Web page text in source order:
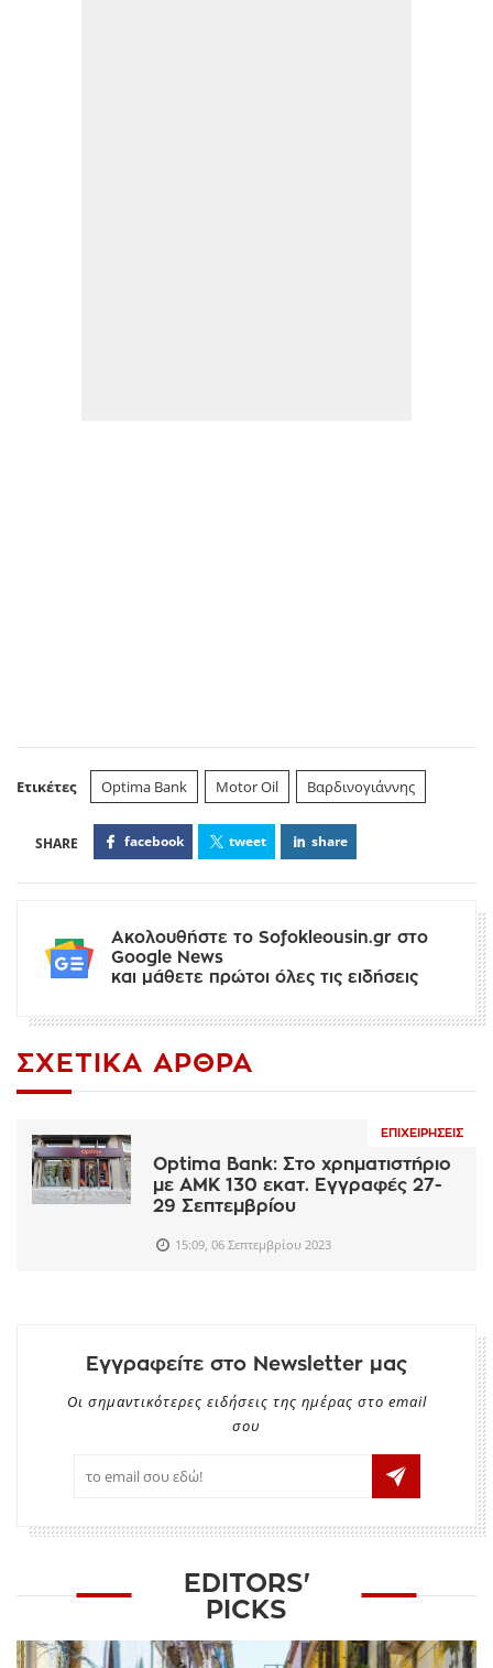
Ετικέτες Optima Bank Motor Oil Βαρδινογιάννης
facebook tweet share
Ακολουθήστε το Sofokleousin.gr στο
Google News
και μάθετε πρώτοι όλες τις ειδήσεις
ΣΧΕΤΙΚΆ ΆΡΘΡΑ
ΕΠΙΧΕΙΡΉΣΕΙΣ
Optima Bank: Στο χρηματιστήριο
με ΑΜΚ 130 εκατ. Εγγραφές 27-
29 Σεπτεμβρίου
15:09, 06 Σεπτεμβρίου 2023
Εγγραφείτε στο Newsletter μας
Οι σημαντικότερες ειδήσεις της ημέρας στο email
σου
EDITORS'
PICKS